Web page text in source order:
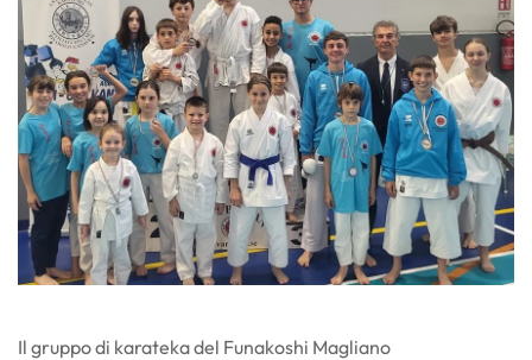
Il gruppo di karateka del Funakoshi Magliano